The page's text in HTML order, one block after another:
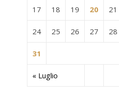
« Luglio
17 18 19 20 21
24 25 26 27 28
31